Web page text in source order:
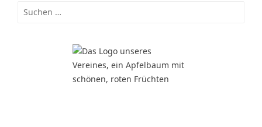
Suchen